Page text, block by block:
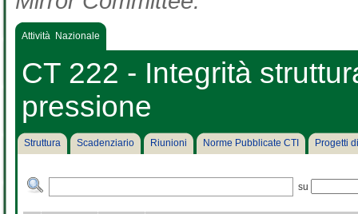
Attività Nazionale
CT 222 - Integrità
pressione
Struttura Scadenziario Riunioni Norme Pubblicate CTI Progetti
su